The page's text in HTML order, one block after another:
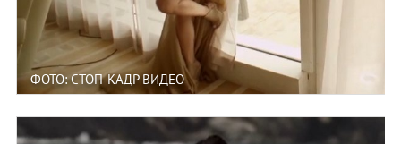
ФОТО: СТОП-КАДР ВИДЕО